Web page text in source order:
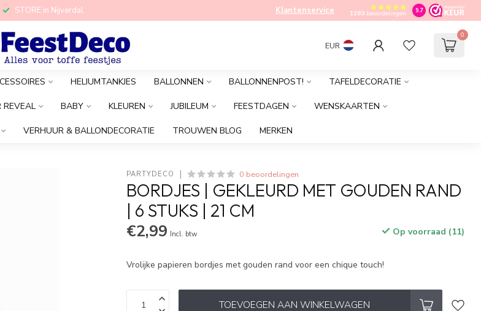
STORE in Nijverdal Klantenservice 1283beoordelingen 9.7
EUR
0
HELIUMTANKJES BALLONNEN BALLONNENPOST! TAFELDECORATIE
REVEAL BABY KLEUREN JUBILEUM FEESTDAGEN WENSKAARTEN
VERHUUR & BALLONDECORATIE TROUWEN BLOG MERKEN
PARTYDECO 0 beoordelingen
BORDJES | GEKLEURD MET GOUDEN RAND
| 6 STUKS | 21 CM
€2,99 Incl. btw Op voorraad (11)
Vrolijke papieren bordjes met gouden rand voor een chique touch!
TOEVOEGEN AAN WINKELWAGEN